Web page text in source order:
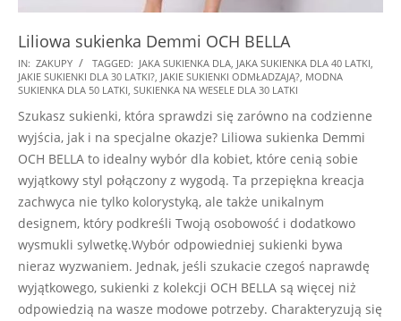
Liliowa sukienka Demmi OCH BELLA
2025-
07-
IN: ZAKUPY TAGGED: JAKA SUKIENKA DLA, JAKA SUKIENKA DLA 40 LATKI,
JAKIE SUKIENKI DLA 30 LATKI?, JAKIE SUKIENKI ODMŁADZAJĄ?, MODNA
SUKIENKA DLA 50 LATKI, SUKIENKA NA WESELE DLA 30 LATKI
Szukasz sukienki, która sprawdzi się zarówno na codzienne
wyjścia, jak i na specjalne okazje? Liliowa sukienka Demmi
OCH BELLA to idealny wybór dla kobiet, które cenią sobie
wyjątkowy styl połączony z wygodą. Ta przepiękna kreacja
zachwyca nie tylko kolorystyką, ale także unikalnym
designem, który podkreśli Twoją osobowość i dodatkowo
wysmukli sylwetkę.Wybór odpowiedniej sukienki bywa
nieraz wyzwaniem. Jednak, jeśli szukacie czegoś naprawdę
wyjątkowego, sukienki z kolekcji OCH BELLA są więcej niż
odpowiedzią na wasze modowe potrzeby. Charakteryzują się